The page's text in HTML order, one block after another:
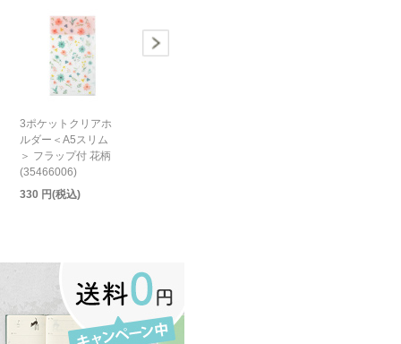
3ポケットクリアホ
ルダー＜A5スリム
＞ フラップ付 花柄
(35466006)
330 円(税込)